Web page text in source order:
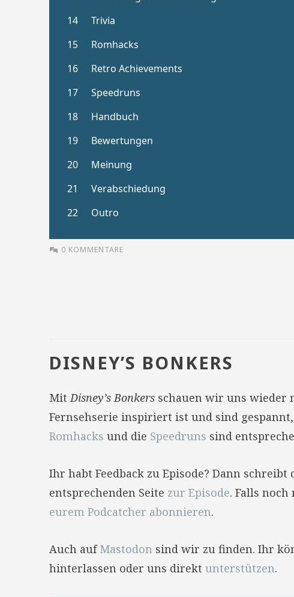
0 KOMMENTARE
DISNEY’S BONKERS
MitDisney’s Bonkers schauen wir uns wieder
Fernsehserie inspiriert ist und sind
Romhacks und die Speedruns sind
Ihr habt Feedback zu Episode? Dann
entsprechenden Seite zur Episode. Falls
eurem Podcatcher abonnieren.
Auch aufMastodon sind wir zu finden. Ihr
hinterlassen oder uns direkt unterstützen.